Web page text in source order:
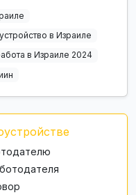
в Израиле
в Израиле 2024